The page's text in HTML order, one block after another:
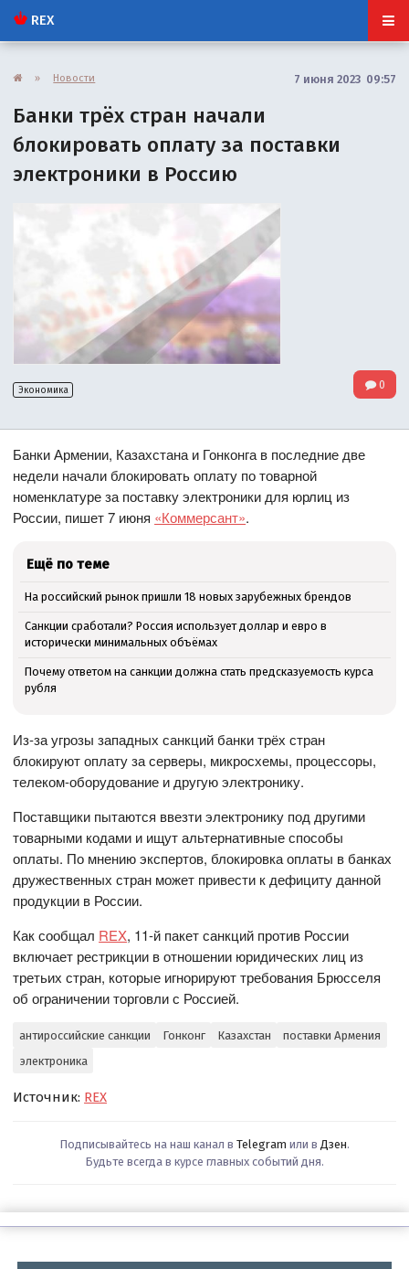
REX
» Новости 7 июня 2023 09:57
Банки трёх стран начали
блокировать оплату за поставки
электроники в Россию
Экономика 0
Банки Армении, Казахстана и Гонконга в последние две
недели начали блокировать оплату по товарной
номенклатуре за поставку электроники для юрлиц из
России, пишет 7 июня «Коммерсант».
Ещё по теме
На российский рынок пришли 18 новых зарубежных брендов
Санкции сработали? Россия использует доллар и евро в
исторически минимальных объёмах
Почему ответом на санкции должна стать предсказуемость курса
рубля
Из-за угрозы западных санкций банки трёх стран
блокируют оплату за серверы, микросхемы, процессоры,
телеком-оборудование и другую электронику.
Поставщики пытаются ввезти электронику под другими
товарными кодами и ищут альтернативные способы
оплаты. По мнению экспертов, блокировка оплаты в банках
дружественных стран может привести к дефициту данной
продукции в России.
Как сообщал REX, 11-й пакет санкций против России
включает рестрикции в отношении юридических лиц из
третьих стран, которые игнорируют требования Брюсселя
об ограничении торговли с Россией.
антироссийские санкции Гонконг Казахстан
поставки Армения
электроника
Источник: REX
Подписывайтесь на наш канал в Telegram или в Дзен.
Будьте всегда в курсе главных событий дня.